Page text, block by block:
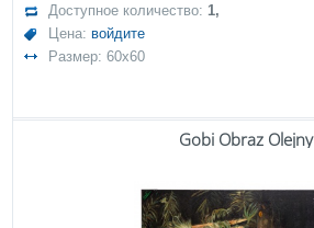
Доступное количество:1,
Цена: войдите
Размер: 60x60
Gobi Obraz Olejny